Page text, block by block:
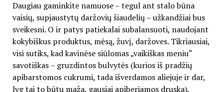
Daugiau gaminkite namuose – tegul ant stalo būna
vaisių, supjaustytų daržovių šiaudelių – užkandžiai bus
sveikesni. O ir patys patiekalai subalansuoti, naudojant
kokybiškus produktus, mėsą, žuvį, daržoves. Tikriausiai,
visi sutiks, kad kavinėse siūlomas „vaikiškas meniu“
savotiškas – gruzdintos bulvytės (kurios iš pradžių
apibarstomos cukrumi, tada išverdamos aliejuje ir dar,
lyg tai to būtų maža, gausiai apiberiamos druska),